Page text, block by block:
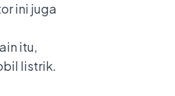
ini juga
itu,
listrik.